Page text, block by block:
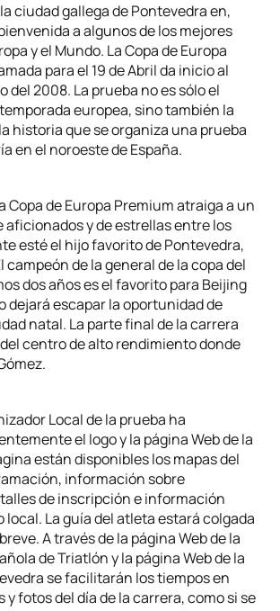
ciudad gallega de Pontevedra en,
a algunos de los mejores
y el Mundo. La Copa de Europa
para el 19 de Abril da inicio al
del 2008. La prueba no es sólo el
europea, sino también la
historia que se organiza una prueba
en el noroeste de España.
Copa de Europa Premium atraiga a un
aficionados y de estrellas entre los
esté el hijo favorito de Pontevedra,
campeón de la general de la copa del
dos años es el favorito para Beijing
dejará escapar la oportunidad de
natal. La parte final de la carrera
centro de alto rendimiento donde
Local de la prueba ha
el logo y la página Web de la
están disponibles los mapas del
información sobre
de inscripción e información
local. La guía del atleta estará colgada
A través de la página Web de la
de Triatlón y la página Web de la
se facilitarán los tiempos en
fotos del día de la carrera, como si se